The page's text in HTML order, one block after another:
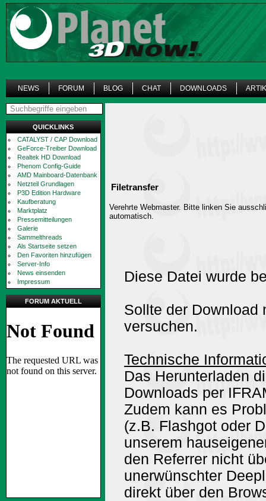
NEWS FORUM BLOG CHAT DOWNLOADS
QUICKLINKS
CATALYST / CAP Download
GeForce-Treiber Download
Realtek HD Download
Phenom Config-Guide
AMD Mainboard-Datenbank
Netzteil Grundlagen
P3D Edition Hardware
Kaufberatung
Marktplatz
Pressemitteilungen
Galerie
Sammelthreads
Als Startseite setzen
Den Favoriten hinzufügen
Server-Info
News einsenden
Impressum
FORUM AKTUELL
Filetransfer
Verehrte Webmaster. Bitte linken Sie
automatisch.
Diese Datei wurde
Sollte der
versuchen.
Technische
Das Herunterladen
Downloads per
Zudem kann es
(z.B. Flashgot oder
unserem
den Referrer nicht
unerwünschter
direkt über den